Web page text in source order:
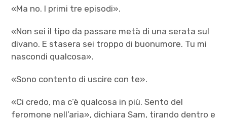
«Ma no. I primi tre episodi».
«Non sei il tipo da passare metà di una serata sul
divano. E stasera sei troppo di buonumore. Tu mi
nascondi qualcosa».
«Sono contento di uscire con te».
«Ci credo, ma c’è qualcosa in più. Sento del
feromone nell’aria», dichiara Sam, tirando dentro e